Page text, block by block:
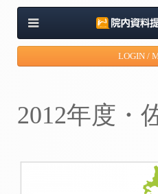
LOGIN /
2012年度・